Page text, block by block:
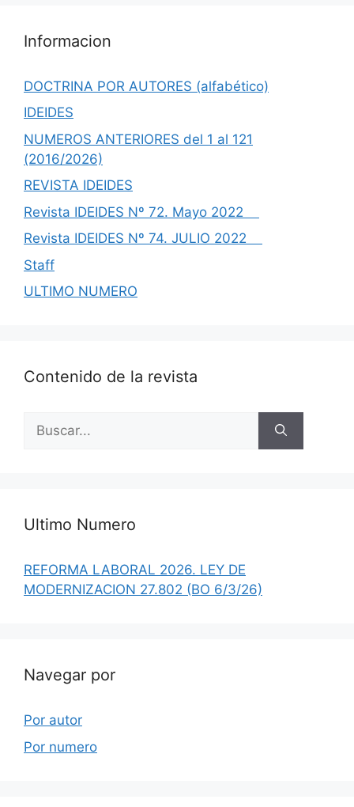
Informacion
DOCTRINA POR AUTORES (alfabético)
IDEIDES
NUMEROS ANTERIORES del 1 al 121
(2016/2026)
REVISTA IDEIDES
Revista IDEIDES Nº 72. Mayo 2022
Revista IDEIDES Nº 74. JULIO 2022
Staff
ULTIMO NUMERO
Contenido de la revista
Buscar:
Ultimo Numero
REFORMA LABORAL 2026. LEY DE
MODERNIZACION 27.802 (BO 6/3/26)
Navegar por
Por autor
Por numero